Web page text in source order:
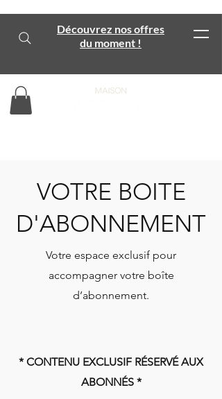
Découvrez nos offres
du moment !
VOTRE BOITE
D'ABONNEMENT
Votre espace exclusif pour
accompagner votre boîte
d’abonnement.
* CONTENU EXCLUSIF RÉSERVÉ AUX
ABONNÉS *